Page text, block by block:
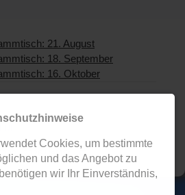
21. August
18. September
16. Oktober
- 2026 HaMSt
Cookies, um bestimmte
und das Angebot zu
wir Ihr Einverständnis,